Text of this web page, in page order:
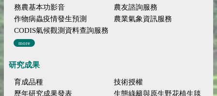
務農基本功影音
農友諮詢服務
作物病蟲疫情發生預測
農業氣象資訊服務
CODIS氣候觀測資料查詢服務
more
研究成果
育成品種
技術授權
歷年研究成果發表
生態綠籬與原生野花植生毯